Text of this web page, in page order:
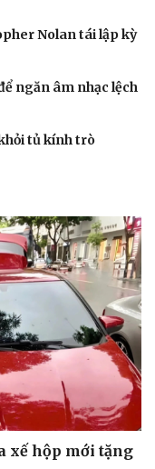
Nolan tái lập kỳ
ngăn âm nhạc lệch
tủ kính trò
xế hộp mới tặng